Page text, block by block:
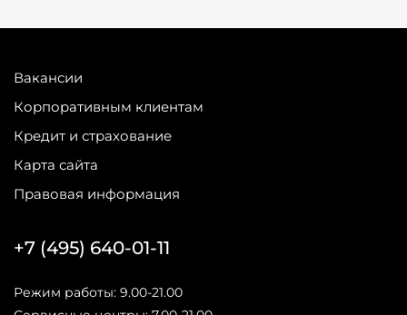
Вакансии
Корпоративным клиентам
Кредит и страхование
Карта сайта
Правовая информация
+7 (495) 640-01-11
Режим работы: 9.00-21.00